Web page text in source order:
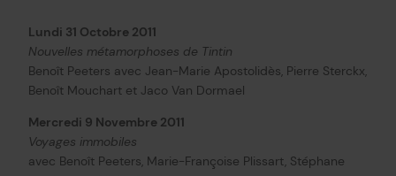
Lundi 31 Octobre 2011
Nouvelles métamorphoses de Tintin
Benoît Peeters avec Jean-Marie Apostolidès, Pierre Sterckx,
Benoît Mouchart et Jaco Van Dormael
Mercredi 9 Novembre 2011
Voyages immobiles
avec Benoît Peeters, Marie-Françoise Plissart, Stéphane